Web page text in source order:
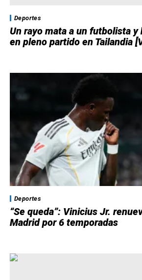
Deportes
Un rayo mata a un futbolista y
en pleno partido en Tailandia
Deportes
“Se queda”: Vinicius Jr.
Madrid por 6 temporadas